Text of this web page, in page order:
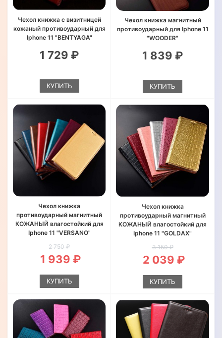
Чехол книжка с визитницей
кожаный противоударный для
Iphone 11 "BENTYAGA"
1 729 ₽
КУПИТЬ
Чехол книжка магнитный
противоударный для Iphone 11
"WOODER"
1 839 ₽
КУПИТЬ
Чехол книжка
противоударный магнитный
КОЖАНЫЙ влагостойкий для
Iphone 11 "VERSANO"
2 750 ₽
1 939 ₽
КУПИТЬ
Чехол книжка
противоударный магнитный
КОЖАНЫЙ влагостойкий для
Iphone 11 "GOLDAX"
3 150 ₽
2 039 ₽
КУПИТЬ